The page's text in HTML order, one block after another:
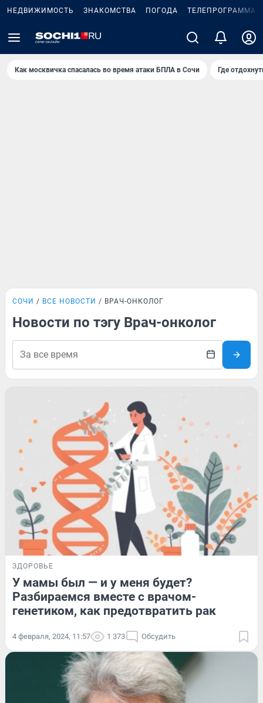
НЕДВИЖИМОСТЬ ЗНАКОМСТВА ПОГОДА ТЕЛЕПРОГРАММА
Как москвичка спасалась во время атаки БПЛА в Сочи Где
СОЧИ ВСЕ НОВОСТИ ВРАЧ-ОНКОЛОГ
Новости по тэгу Врач-онколог
ЗДОРОВЬЕ
У мамы был — и у меня будет?
Разбираемся вместе с врачом-
генетиком, как предотвратить рак
4 февраля, 2024, 11:57 1 373 Обсудить